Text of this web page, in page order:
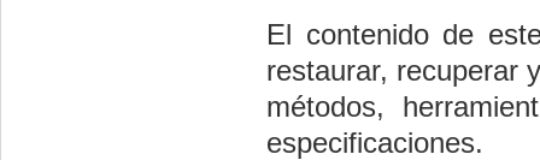
El contenido de
restaurar, recuperar
métodos,
especificaciones.